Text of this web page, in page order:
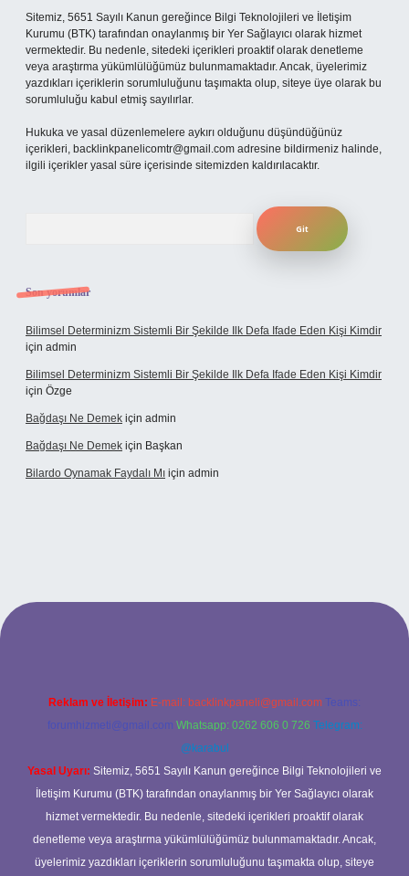
Sitemiz, 5651 Sayılı Kanun gereğince Bilgi Teknolojileri ve İletişim
Kurumu (BTK) tarafından onaylanmış bir Yer Sağlayıcı olarak hizmet
vermektedir. Bu nedenle, sitedeki içerikleri proaktif olarak denetleme
veya araştırma yükümlülüğümüz bulunmamaktadır. Ancak, üyelerimiz
yazdıkları içeriklerin sorumluluğunu taşımakta olup, siteye üye olarak bu
sorumluluğu kabul etmiş sayılırlar.
Hukuka ve yasal düzenlemelere aykırı olduğunu düşündüğünüz
içerikleri, backlinkpanelicomtr@gmail.com adresine bildirmeniz halinde,
ilgili içerikler yasal süre içerisinde sitemizden kaldırılacaktır.
Son yorumlar
Bilimsel Determinizm Sistemli Bir Şekilde Ilk Defa Ifade Eden Kişi Kimdir
için admin
Bilimsel Determinizm Sistemli Bir Şekilde Ilk Defa Ifade Eden Kişi Kimdir
için Özge
Bağdaşı Ne Demek için admin
Bağdaşı Ne Demek için Başkan
Bilardo Oynamak Faydalı Mı için admin
Reklam ve İletişim: E-mail: backlinkpaneli@gmail.com Teams:
forumhizmeti@gmail.com Whatsapp: 0262 606 0 726 Telegram:
@karabul
Yasal Uyarı: Sitemiz, 5651 Sayılı Kanun gereğince Bilgi Teknolojileri ve
İletişim Kurumu (BTK) tarafından onaylanmış bir Yer Sağlayıcı olarak
hizmet vermektedir. Bu nedenle, sitedeki içerikleri proaktif olarak
denetleme veya araştırma yükümlülüğümüz bulunmamaktadır. Ancak,
üyelerimiz yazdıkları içeriklerin sorumluluğunu taşımakta olup, siteye